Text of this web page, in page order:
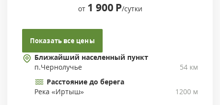
от 1 900 Р/сутки
Показать все цены
Ближайший населенный пункт
п.Чернолучье
54 км
Расстояние до берега
Река «Иртыш»
1200 м